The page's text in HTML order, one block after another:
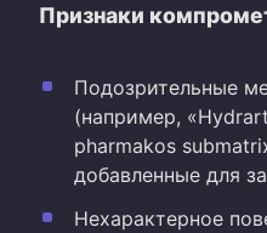
Признаки
Подозрительные
(например,
pharmakos
добавленные для
Нехарактерное